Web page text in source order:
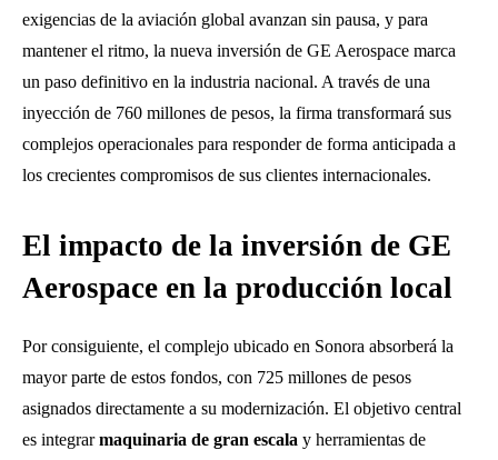
exigencias de la aviación global avanzan sin pausa, y para
mantener el ritmo, la nueva inversión de GE Aerospace marca
un paso definitivo en la industria nacional. A través de una
inyección de 760 millones de pesos, la firma transformará sus
complejos operacionales para responder de forma anticipada a
los crecientes compromisos de sus clientes internacionales.
El impacto de la inversión de GE
Aerospace en la producción local
Por consiguiente, el complejo ubicado en Sonora absorberá la
mayor parte de estos fondos, con 725 millones de pesos
asignados directamente a su modernización. El objetivo central
es integrarmaquinaria de gran escala y herramientas de